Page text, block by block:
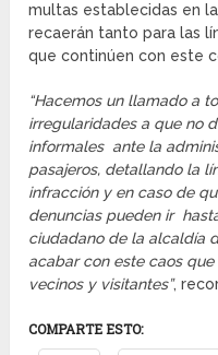
multas establecidas en
recaerán tanto para las
que continúen con este
“Hacemos un llamado a
irregularidades a que no
informales ante la
pasajeros, detallando la
infracción y en caso de
denuncias pueden ir
ciudadano de la alcaldía
acabar con este caos
vecinos y visitantes”,
COMPARTE ESTO: